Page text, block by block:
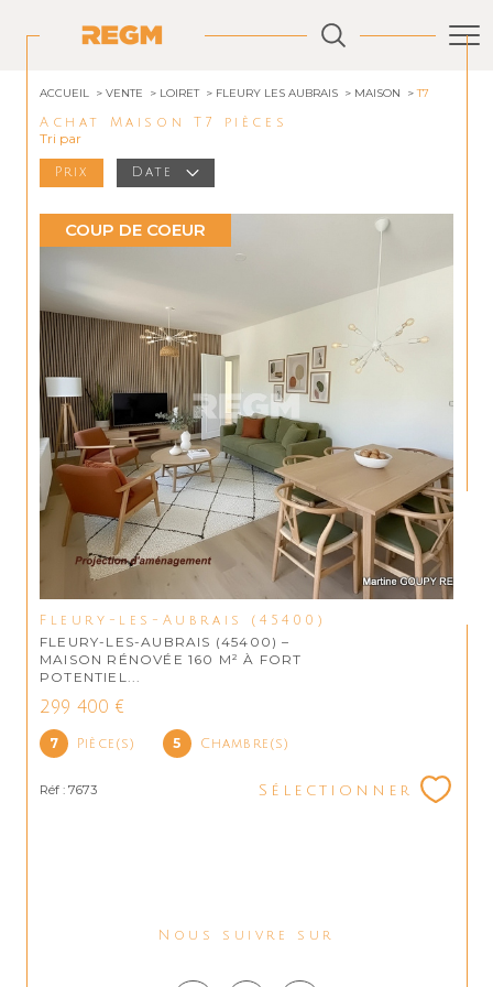
ACCUEIL VENTE LOIRET FLEURY LES AUBRAIS MAISON T7
Achat Maison T7 pièces
Tri par
Prix Date
COUP DE COEUR
Fleury-les-Aubrais (45400)
FLEURY-LES-AUBRAIS (45400) –
MAISON RÉNOVÉE 160 M² À FORT
POTENTIEL...
299 400 €
7 Pièce(s) 5 Chambre(s)
Réf : 7673 Sélectionner
Nous suivre sur